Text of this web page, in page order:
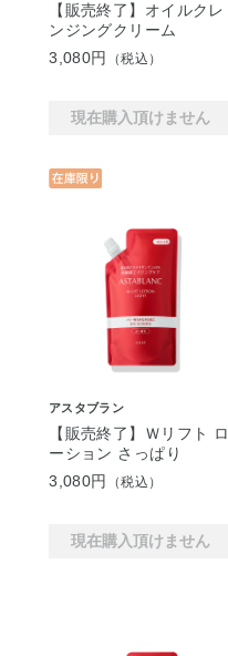
【販売終了】オイルクレ
ンジングクリーム
3,080円
（税込）
現在購入頂けません
アスタブラン
【販売終了】Ｗリフト ロ
ーション さっぱり
3,080円
（税込）
現在購入頂けません